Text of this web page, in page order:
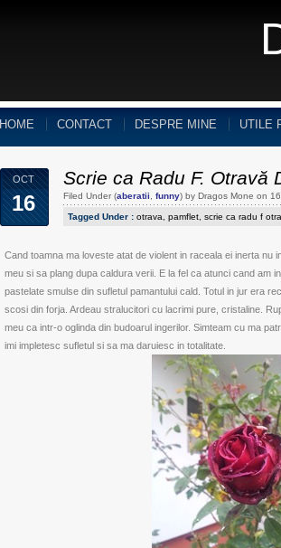
HOME CONTACT DESPRE MINE UTILE
OCT
16
Scrie ca Radu F. Otravă
Filed Under (aberatii funny) by Dragos Mone on
Tagged Under : otrava pamflet, scrie ca radu f
Cand toamna ma loveste atat de violent in raceala ei inerta nu
meu si sa plang dupa caldura verii. E la fel ca atunci cand am
pastelate smulse din sufletul pamantului cald. Totul in jur era
scosi din forja. Ardeau stralucitori cu lacrimi pure, cristaline.
meu ca intr-o oglinda din budoarul ingerilor. Simteam cu ma
imi impletesc sufletul si sa ma daruiesc in totalitate.